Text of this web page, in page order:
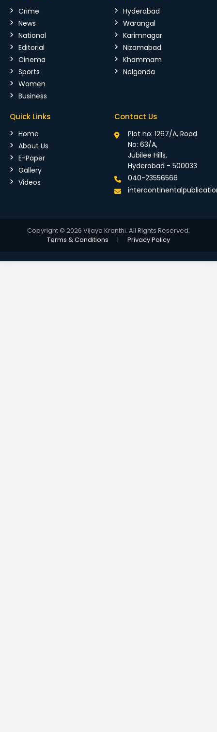
Crime
News
National
Editorial
Cinema
Sports
Women
Business
Hyderabad
Warangal
Karimnagar
Nizamabad
Khammam
Nalgonda
Quick Links
Home
About Us
E-Paper
Gallery
Videos
Contact Us
Plot no: 1267/A, Road
No: 63/A,
Jubilee Hills,
Hyderabad - 500033
040-23556566
Copyright © 2026 Vijaya Kranthi. All Rights Reserved.
Terms & Conditions
| Privacy Policy